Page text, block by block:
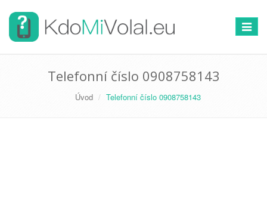
Telefonní číslo 0908758143
Úvod Telefonní číslo 0908758143